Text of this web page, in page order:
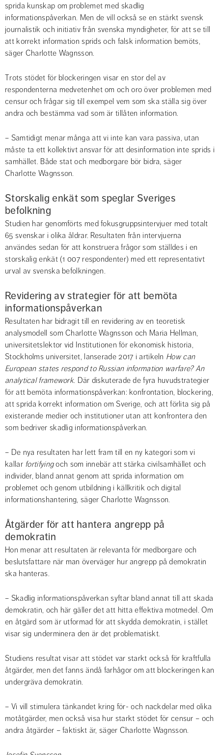
sprida kunskap om problemet med skadlig
informationspåverkan. Men de vill också se en stärkt svensk
journalistik och initiativ från svenska myndigheter, för att se till
att korrekt information sprids och falsk information bemöts,
säger Charlotte Wagnsson.
Trots stödet för blockeringen visar en stor del av
respondenterna medvetenhet om och oro över problemen med
censur och frågar sig till exempel vem som ska ställa sig över
andra och bestämma vad som är tillåten information.
– Samtidigt menar många att vi inte kan vara passiva, utan
måste ta ett kollektivt ansvar för att desinformation inte sprids i
samhället. Både stat och medborgare bör bidra, säger
Charlotte Wagnsson.
Storskalig enkät som speglar Sveriges
befolkning
Studien har genomförts med fokusgruppsintervjuer med totalt
65 svenskar i olika åldrar. Resultaten från intervjuerna
användes sedan för att konstruera frågor som ställdes i en
storskalig enkät (1 007 respondenter) med ett representativt
urval av svenska befolkningen.
Revidering av strategier för att bemöta
informationspåverkan
Resultaten har bidragit till en revidering av en teoretisk
analysmodell som Charlotte Wagnsson och Maria Hellman,
universitetslektor vid Institutionen för ekonomisk historia,
Stockholms universitet, lanserade 2017 i artikeln How can
European states respond to Russian information warfare? An
analytical framework. Där diskuterade de fyra huvudstrategier
för att bemöta informationspåverkan: konfrontation, blockering,
att sprida korrekt information om Sverige, och att förlita sig på
existerande medier och institutioner utan att konfrontera den
som bedriver skadlig informationspåverkan.
– De nya resultaten har lett fram till en ny kategori som vi
kallar fortifying och som innebär att stärka civilsamhället och
individer, bland annat genom att sprida information om
problemet och genom utbildning i källkritik och digital
informationshantering, säger Charlotte Wagnsson.
Åtgärder för att hantera angrepp på
demokratin
Hon menar att resultaten är relevanta för medborgare och
beslutsfattare när man överväger hur angrepp på demokratin
ska hanteras.
– Skadlig informationspåverkan syftar bland annat till att skada
demokratin, och här gäller det att hitta effektiva motmedel. Om
en åtgärd som är utformad för att skydda demokratin, i stället
visar sig underminera den är det problematiskt.
Studiens resultat visar att stödet var starkt också för kraftfulla
åtgärder, men det fanns ändå farhågor om att blockeringen kan
undergräva demokratin.
– Vi vill stimulera tänkandet kring för- och nackdelar med olika
motåtgärder, men också visa hur starkt stödet för censur – och
andra åtgärder – faktiskt är, säger Charlotte Wagnsson.